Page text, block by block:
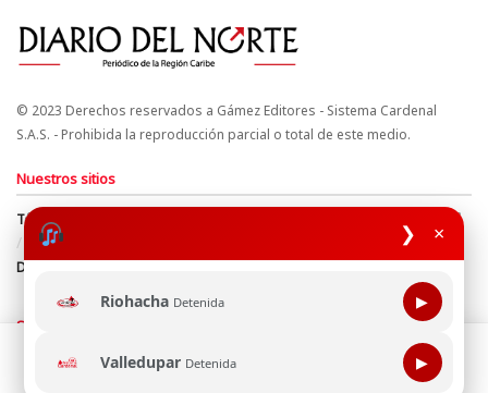
❯ ×
Riohacha Detenida ▶
Valledupar Detenida ▶
© 2023 Derechos reservados a Gámez Editores - Sistema Cardenal
S.A.S. - Prohibida la reproducción parcial o total de este medio.
Nuestros sitios
Términos y Condiciones
Derechos de Autor y Propiedad Intelectual
Política de uso de cookies
Política de Tratamiento de Datos
Directrices Editoriales
Síguenos
Esta página web usa cookie para mejorar tu experiencia de
navegación, al continuar aceptas nuestra política de uso de